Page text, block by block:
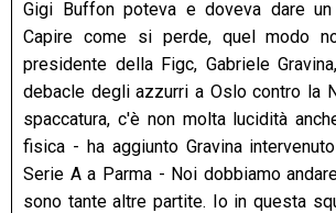
Gigi Buffon poteva e doveva dare
Capire come si perde, quel modo
presidente della Figc, Gabriele
debacle degli azzurri a Oslo contro la
spaccatura, c'è non molta lucidità
fisica - ha aggiunto Gravina
Serie A a Parma - Noi dobbiamo
sono tante altre partite. Io in questa